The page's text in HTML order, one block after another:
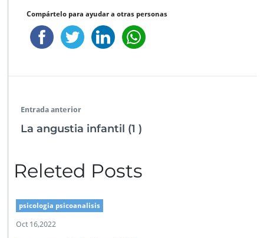
Compártelo para ayudar a otras personas
Entrada anterior
La angustia infantil (1 )
Releted Posts
psicologia psicoanalisis
Oct 16,2022